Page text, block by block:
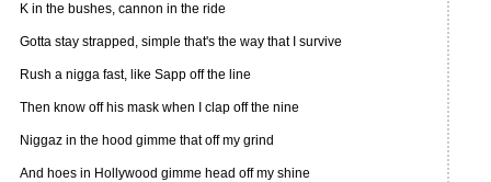
K in the bushes, cannon in the ride
Gotta stay strapped, simple that's the way that I survive
Rush a nigga fast, like Sapp off the line
Then know off his mask when I clap off the nine
Niggaz in the hood gimme that off my grind
And hoes in Hollywood gimme head off my shine